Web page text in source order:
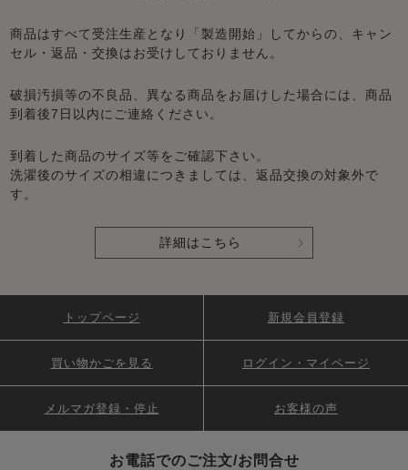
商品はすべて受注生産となり「製造開始」してからの、キャン
セル・返品・交換はお受けしておりません。
破損汚損等の不良品、異なる商品をお届けした場合には、商品
到着後7日以内にご連絡ください。
到着した商品のサイズ等をご確認下さい。
洗濯後のサイズの相違につきましては、返品交換の対象外で
す。
詳細はこちら
お電話でのご注文/お問合せ
トップページ 新規会員登録
買い物かごを見る ログイン・マイページ
メルマガ登録・停止 お客様の声